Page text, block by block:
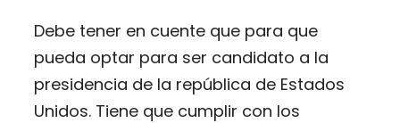
Debe tener en cuente que para que
pueda optar para ser candidato a la
presidencia de la república de Estados
Unidos. Tiene que cumplir con los